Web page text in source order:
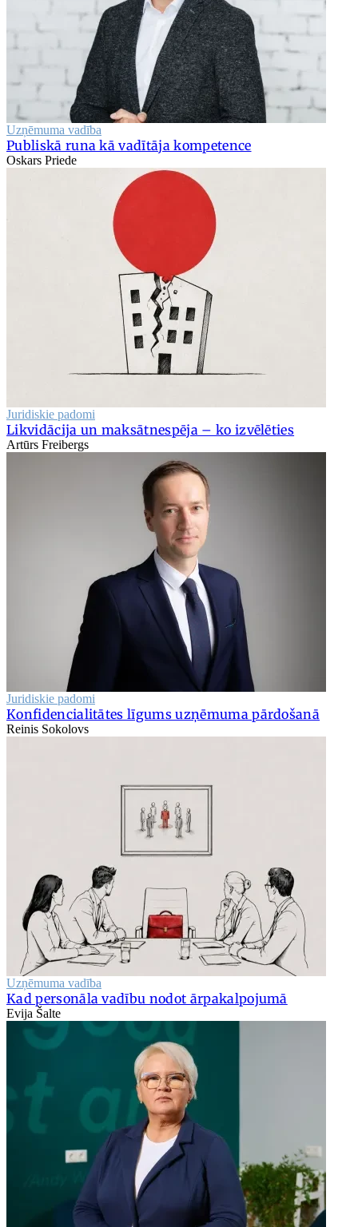
Uzņēmuma vadība
Publiskā runa kā vadītāja kompetence
Oskars Priede
Juridiskie padomi
Likvidācija un maksātnespēja – ko izvēlēties
Artūrs Freibergs
Juridiskie padomi
Konfidencialitātes līgums uzņēmuma pārdošanā
Reinis Sokolovs
Uzņēmuma vadība
Kad personāla vadību nodot ārpakalpojumā
Evija Šalte